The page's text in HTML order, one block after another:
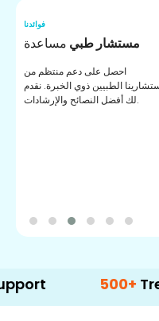
فوائدنا
مستشار طبي مساعدة
احصل على دعم منتظم من
الطبيين ذوي الخبرة. نقدم
لك أفضل النصائح والإرشادات.
500+